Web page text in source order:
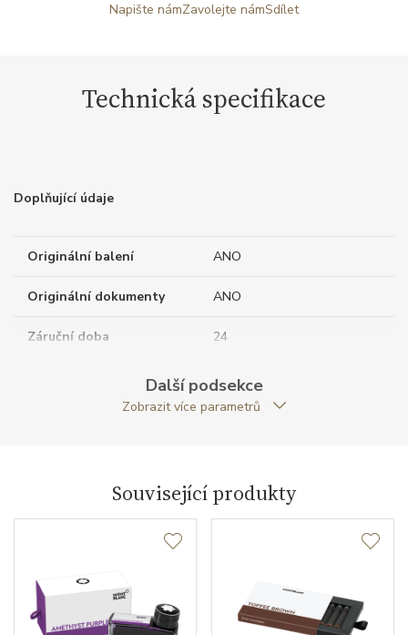
Napište námZavolejte námSdílet
Technická specifikace
Doplňující údaje
Originální balení ANO
Originální dokumenty ANO
Záruční doba
24
Meisterstück
Další podsekce
Zobrazit více parametrů
Související produkty